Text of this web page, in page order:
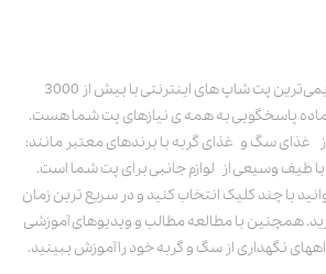
پت استور به عنوان یکی از قدیمی‌ترین پت شاپ های اینترنتی با بیش از 3000
پاسخگویی به همه ی نیازهای پت شما هست.
غذای سگ و غذای گربه با برندهای معتبر مانند:
طیف وسیعی از لوازم جانبی برای پت شما است.
با چند کلیک انتخاب کنید و در سریع ترین زمان
همچنین با مطالعه مطالب و ویدیوهای آموزشی
نگهداری از سگ و گربه خود را آموزش ببینید.